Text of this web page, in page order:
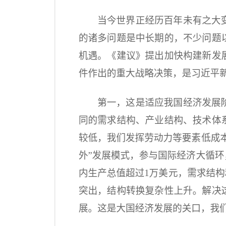
当今世界正经历百年未有之大
的诸多问题是中长期的，不少问
机遇。《建议》提出加快构建新
件作出的重大战略决策，是习近平
第一，这是适应我国经济发展
同的需求结构、产业结构、技术
较低，我们发挥劳动力等要素低成
外”发展模式，参与国际经济大循
内生产总值超过1万美元，需求结
突出，结构转换复杂性上升。解
展。这是大国经济发展的关口，我